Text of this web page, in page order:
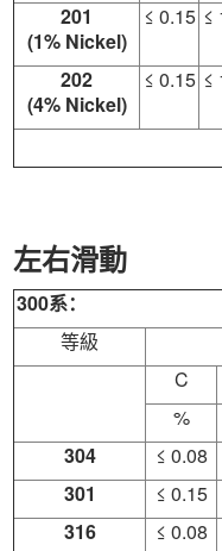
201
(1% Nickel)
≤ 0.15 ≤
202
(4% Nickel)
≤ 0.15 ≤
左右滑動
300系：
等級
C
%
304
≤ 0.08
301
≤ 0.15
316
≤ 0.08